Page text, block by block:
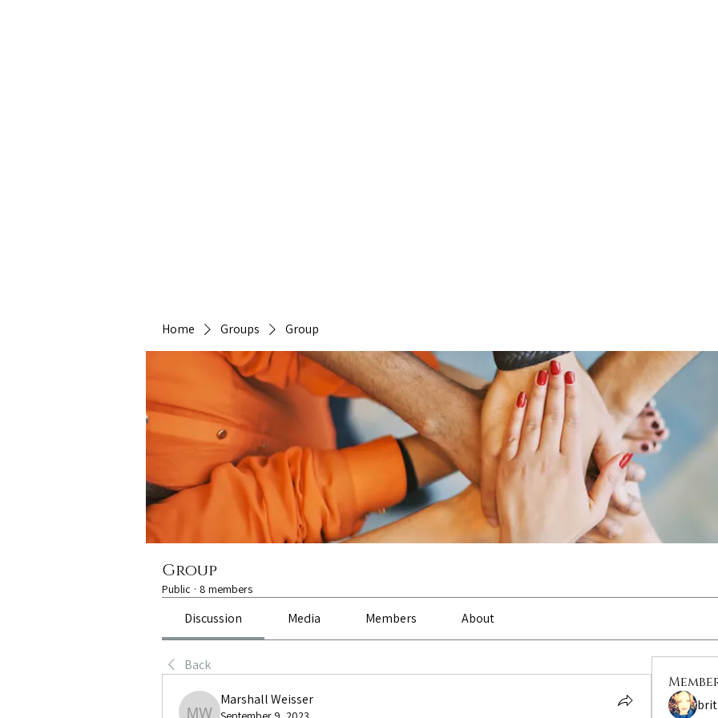
Home Groups Group
Group
Public · 8 members
Discussion Media Members About
Back
Marshall Weisser